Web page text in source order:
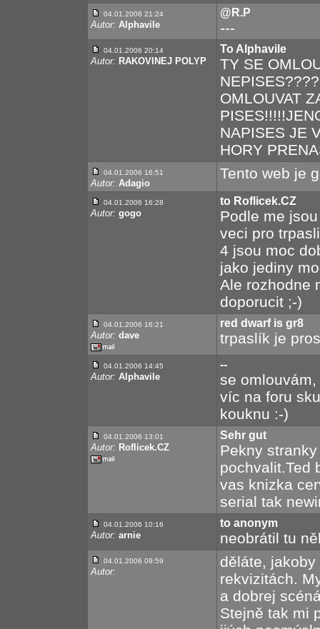
04.01.2006 21:24
Autor: Alphavile
@R.P
---
04.01.2006 20:14
Autor: RAKOVINEJ POLYP
To Alphavile
TY SE
OMLOUVAT
NAPISES JE
HORY
04.01.2006 16:51
Autor: Adagio
Tento web je
04.01.2006 16:28
Autor: gogo
to Roflicek.CZ
Podle me
veci pro
4 jsou moc
jako jediny
Ale rozhodne
doporucit ;-)
04.01.2006 16:21
Autor: dave
red dwarf is gr8
trpaslík je
04.01.2006 14:45
Autor: Alphavile
--
se
víc na foru
kouknu :-)
04.01.2006 13:01
Autor: Roflicek.CZ
Sehr gut
Pekny
pochvalit.Ted
vas knizka
serial tak
04.01.2006 10:16
Autor: arnie
to anonym
neobrátil tu
04.01.2006 09:59
Autor:
děláte,
rekvizitách.
a dobrej
Stejně tak mi